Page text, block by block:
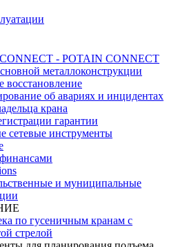
- POTAIN CONNECT
металлоконструкции
восстановление
об авариях и инцидентах
крана
гарантии
сетевые инструменты
и муниципальные
по гусеничным кранам с
стрелой